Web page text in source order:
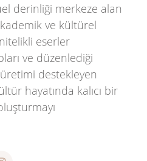
derinliği merkeze alan
ve kültürel
eserler
ve düzenlediği
destekleyen
hayatında kalıcı bir